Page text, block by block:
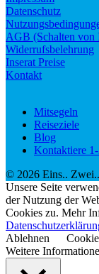
Datenschutz
AGB (Schalten von
Widerrufsbelehrung
Inserat Preise
Kontakt
Mitsegeln
Reiseziele
Blog
Kontaktiere
© 2026 Eins..
Unsere Seite
der Nutzung der
Cookies zu. Mehr
Ablehnen
Weitere